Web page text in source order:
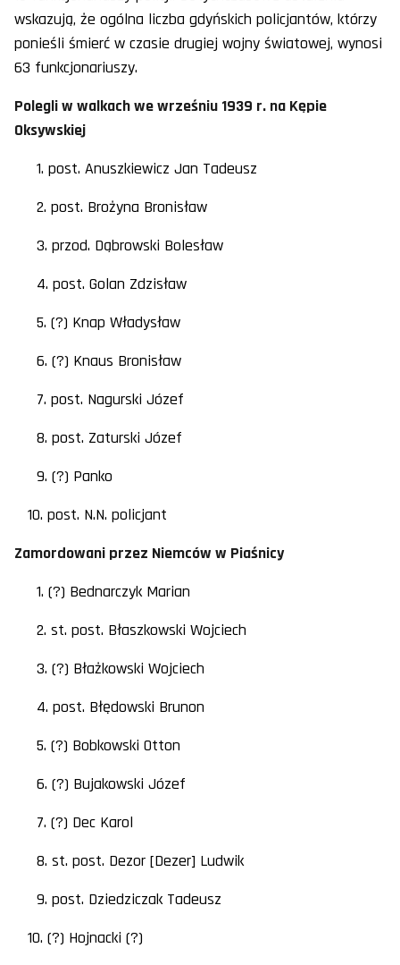
wskazują, że ogólna liczba gdyńskich policjantów, którzy
ponieśli śmierć w czasie drugiej wojny światowej, wynosi
63 funkcjonariuszy.
Polegli w walkach we wrześniu 1939 r. na Kępie
Oksywskiej
1. post. Anuszkiewicz Jan Tadeusz
2. post. Brożyna Bronisław
3. przod. Dąbrowski Bolesław
4. post. Golan Zdzisław
5. (?) Knap Władysław
6. (?) Knaus Bronisław
7. post. Nagurski Józef
8. post. Zaturski Józef
9. (?) Panko
10. post. N.N. policjant
Zamordowani przez Niemców w Piaśnicy
1. (?) Bednarczyk Marian
2. st. post. Błaszkowski Wojciech
3. (?) Błażkowski Wojciech
4. post. Błędowski Brunon
5. (?) Bobkowski Otton
6. (?) Bujakowski Józef
7. (?) Dec Karol
8. st. post. Dezor [Dezer] Ludwik
9. post. Dziedziczak Tadeusz
10. (?) Hojnacki (?)